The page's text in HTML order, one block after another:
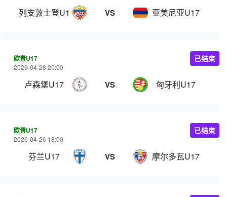
列支敦士登U17 VS 亚美尼亚U17
欧青U17
2026-04-28 20:00
卢森堡U17 VS 匈牙利U17
已结束
欧青U17
2026-04-26 18:00
芬兰U17 VS 摩尔多瓦U17
已结束